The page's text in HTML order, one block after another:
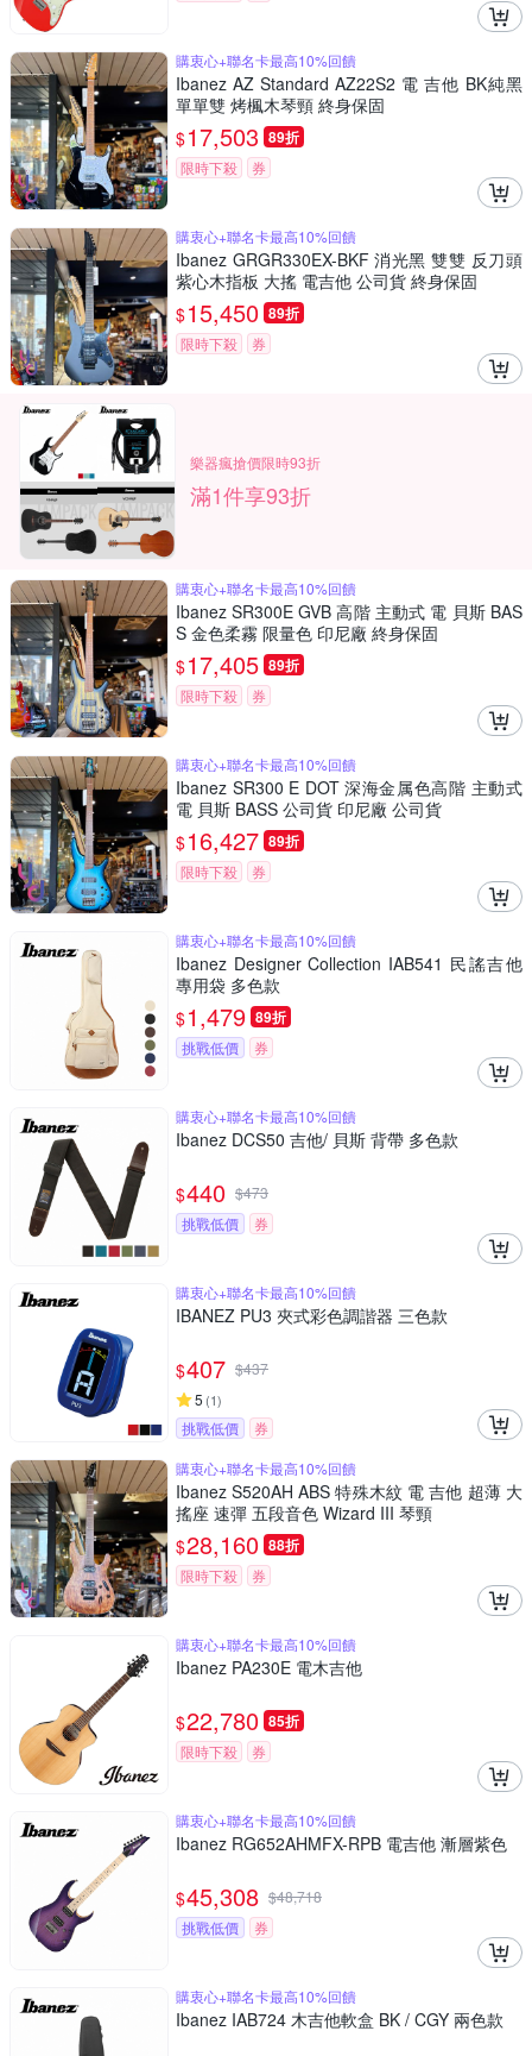
購衷心+聯名卡最高10%回饋
Ibanez AZ Standard AZ22S2 電 吉他 BK純黑
單單雙 烤楓木琴頸 終身保固
$17,503 89折
限時下殺 券
購衷心+聯名卡最高10%回饋
Ibanez GRGR330EX-BKF 消光黑 雙雙 反刀頭
紫心木指板 大搖 電吉他 公司貨 終身保固
$15,450 89折
限時下殺 券
樂器瘋搶價限時93折
滿1件享93折
購衷心+聯名卡最高10%回饋
Ibanez SR300E GVB 高階 主動式 電 貝斯 BAS
S 金色柔霧 限量色 印尼廠 終身保固
$17,405 89折
限時下殺 券
購衷心+聯名卡最高10%回饋
Ibanez SR300 E DOT 深海金属色高階 主動式
電 貝斯 BASS 公司貨 印尼廠 公司貨
$16,427 89折
限時下殺 券
購衷心+聯名卡最高10%回饋
Ibanez Designer Collection IAB541 民謠吉他
專用袋 多色款
$1,479 89折
挑戰低價 券
購衷心+聯名卡最高10%回饋
Ibanez DCS50 吉他/ 貝斯 背帶 多色款
$440 $473
挑戰低價
券
購衷心+聯名卡最高10%回饋
IBANEZ PU3 夾式彩色調諧器 三色款
$407 $437
5 (1)
挑戰低價
券
購衷心+聯名卡最高10%回饋
Ibanez S520AH ABS 特殊木紋 電 吉他 超薄 大
搖座 速彈 五段音色 Wizard III 琴頸
$28,160 88折
限時下殺 券
購衷心+聯名卡最高10%回饋
Ibanez PA230E 電木吉他
$22,780 85折
限時下殺 券
購衷心+聯名卡最高10%回饋
Ibanez RG652AHMFX-RPB 電吉他 漸層紫色
$45,308 $48,718
挑戰低價
券
購衷心+聯名卡最高10%回饋
Ibanez IAB724 木吉他軟盒 BK / CGY 兩色款